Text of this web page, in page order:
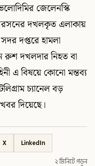
জেলেনস্কি
দখলকৃত এলাকায়
দপ্তরে হামলা
রুশ দখলদার নিহত বা
এ বিষয়ে কোনো মন্তব্য
চ্যানেল বড়
দিয়েছে।
X
LinkedIn
২ মিনিটে পড়ুন